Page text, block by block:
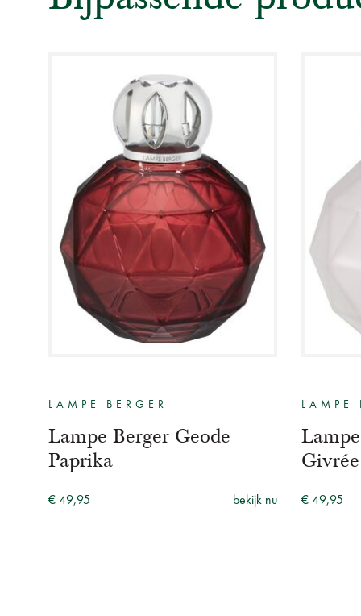
LAMPE BERGER
Lampe Berger Geode
Paprika
€ 49,95 bekijk nu
LAMPE
Givrée
€ 49,95